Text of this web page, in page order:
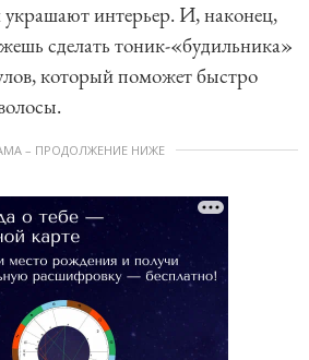
украшают интерьер. И, наконец,
сделать тоник-«будильника»
который поможет быстро
– ПРОДОЛЖЕНИЕ НИЖЕ